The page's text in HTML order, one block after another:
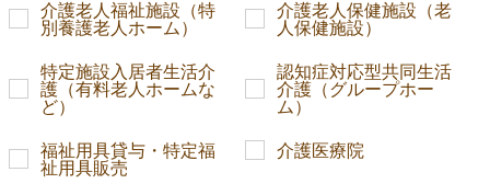
介護老人福祉施設（特
別養護老人ホーム）
介護老人保健施設（老
人保健施設）
特定施設入居者生活介
護（有料老人ホームな
ど）
認知症対応型共同生活
介護（グループホー
ム）
福祉用具貸与・特定福
祉用具販売
介護医療院